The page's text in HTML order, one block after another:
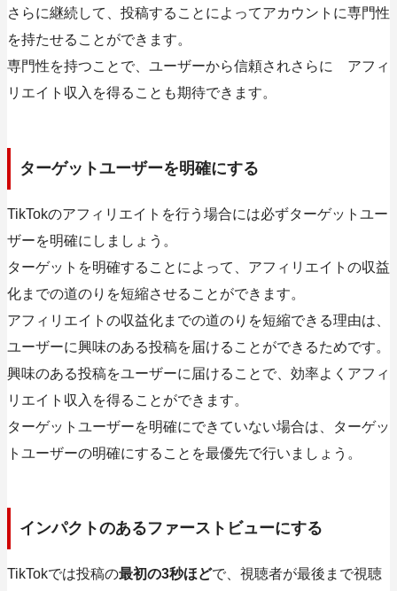
さらに継続して、投稿することによってアカウントに専門性
を持たせることができます。
専門性を持つことで、ユーザーから信頼されさらに アフィ
リエイト収入を得ることも期待できます。
ターゲットユーザーを明確にする
TikTokのアフィリエイトを行う場合には必ずターゲットユー
ザーを明確にしましょう。
ターゲットを明確することによって、アフィリエイトの収益
化までの道のりを短縮させることができます。
アフィリエイトの収益化までの道のりを短縮できる理由は、
ユーザーに興味のある投稿を届けることができるためです。
興味のある投稿をユーザーに届けることで、効率よくアフィ
リエイト収入を得ることができます。
ターゲットユーザーを明確にできていない場合は、ターゲッ
トユーザーの明確にすることを最優先で行いましょう。
インパクトのあるファーストビューにする
TikTokでは投稿の最初の3秒ほどで、視聴者が最後まで視聴